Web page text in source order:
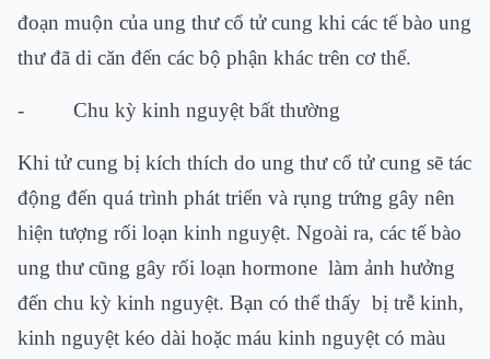
đoạn muộn của ung thư cổ tử cung khi các tế bào ung
thư đã di căn đến các bộ phận khác trên cơ thể.
- Chu kỳ kinh nguyệt bất thường
Khi tử cung bị kích thích do ung thư cổ tử cung sẽ tác
động đến quá trình phát triển và rụng trứng gây nên
hiện tượng rối loạn kinh nguyệt. Ngoài ra, các tế bào
ung thư cũng gây rối loạn hormone làm ảnh hưởng
đến chu kỳ kinh nguyệt. Bạn có thể thấy bị trễ kinh,
kinh nguyệt kéo dài hoặc máu kinh nguyệt có màu